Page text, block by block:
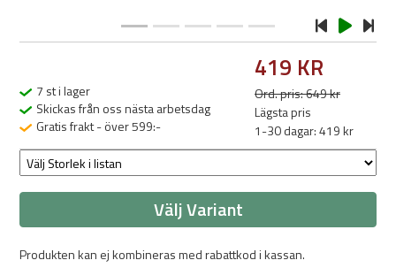
7 st i lager
Skickas från oss nästa arbetsdag
Gratis frakt - över 599:-
419 KR
Ord. pris: 649 kr
Lägsta pris
1-30 dagar: 419 kr
Välj Variant
Produkten kan ej kombineras med rabattkod i kassan.